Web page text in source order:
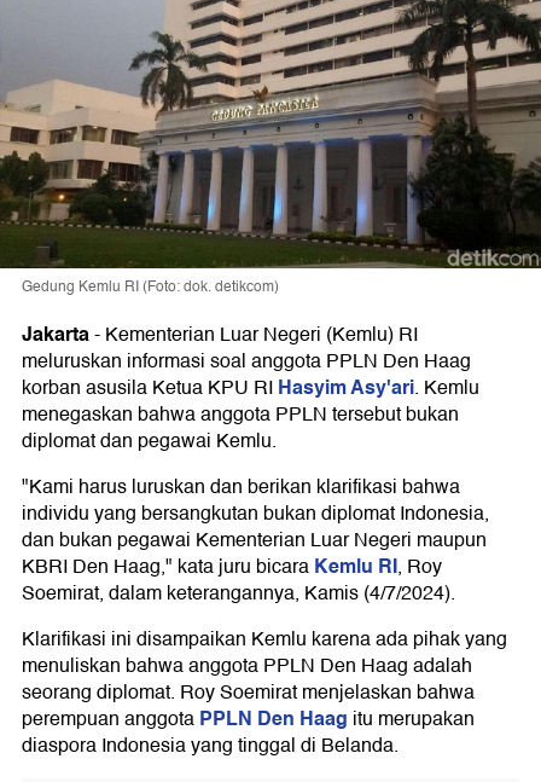
Gedung Kemlu RI (Foto: dok. detikcom)
Jakarta-Kementerian Luar Negeri (Kemlu) RI
meluruskan informasi soal anggota PPLN Den Haag
korban asusila Ketua KPU RIHasyim Asy'ari. Kemlu
menegaskan bahwa anggota PPLN tersebut bukan
diplomat dan pegawai Kemlu.
"Kami harus luruskan dan berikan klarifikasi bahwa
individu yang bersangkutan bukan diplomat Indonesia,
dan bukan pegawai Kementerian Luar Negeri maupun
KBRI Den Haag," kata juru bicaraKemlu RI, Roy
Soemirat, dalam keterangannya, Kamis (4/7/2024).
Klarifikasi ini disampaikan Kemlu karena ada pihak yang
menuliskan bahwa anggota PPLN Den Haag adalah
seorang diplomat. Roy Soemirat menjelaskan bahwa
perempuan anggotaPPLN Den Haag itu merupakan
diaspora Indonesia yang tinggal di Belanda.